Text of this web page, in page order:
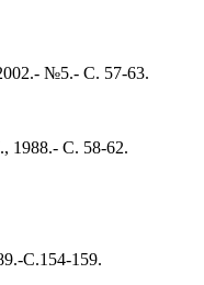
№5.- С. 57-63.
1988.- С. 58-62.
С.154-159.